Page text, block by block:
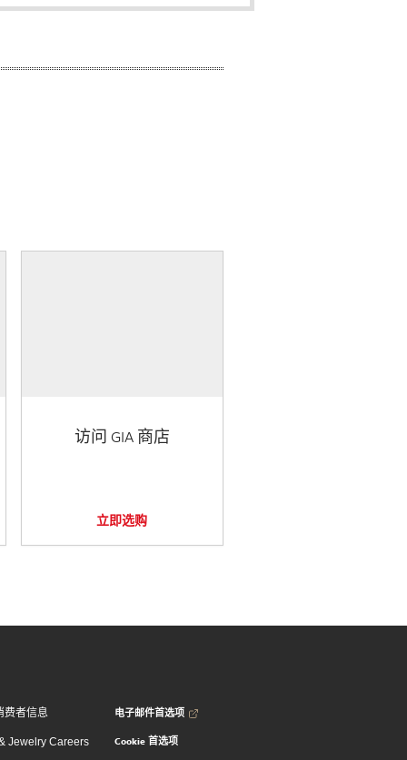
访问 GIA 商店
立即选购
费者信息
Jewelry Careers
电子邮件首选项
Cookie 首选项